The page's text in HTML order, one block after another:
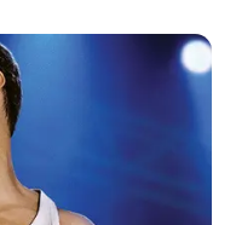
plastikowe Galapagos
plastikowe Monolith
plastikowe